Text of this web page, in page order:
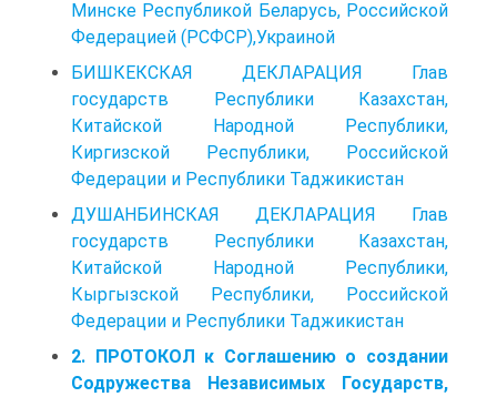
Минске Республикой Беларусь, Российской
Федерацией (РСФСР),Украиной
БИШКЕКСКАЯ ДЕКЛАРАЦИЯ Глав
государств Республики Казахстан,
Китайской Народной Республики,
Киргизской Республики, Российской
Федерации и Республики Таджикистан
ДУШАНБИНСКАЯ ДЕКЛАРАЦИЯ Глав
государств Республики Казахстан,
Китайской Народной Республики,
Кыргызской Республики, Российской
Федерации и Республики Таджикистан
2. ПРОТОКОЛ к Соглашению о создании
Содружества Независимых Государств,